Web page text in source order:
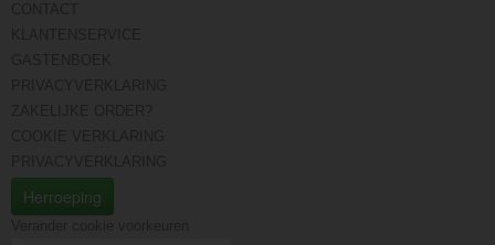
Herroeping